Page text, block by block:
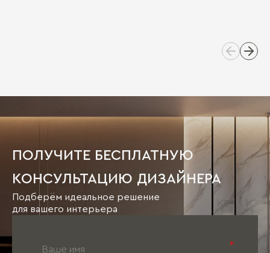
ПОЛУЧИТЕ БЕСПЛАТНУЮ
КОНСУЛЬТАЦИЮ ДИЗАЙНЕРА
Подберём идеальное решение
для вашего интерьера
*